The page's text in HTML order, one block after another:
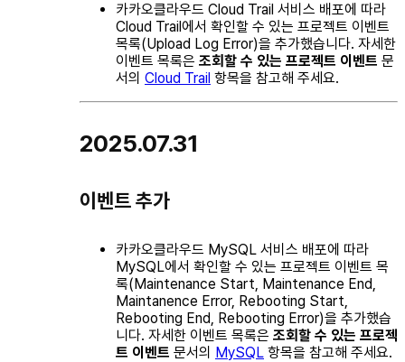
카카오클라우드 Cloud Trail 서비스 배포에 따라
Cloud Trail에서 확인할 수 있는 프로젝트 이벤트
목록(Upload Log Error)을 추가했습니다. 자세한
이벤트 목록은 조회할 수 있는 프로젝트 이벤트 문
서의 Cloud Trail 항목을 참고해 주세요.
2025.07.31
이벤트 추가
카카오클라우드 MySQL 서비스 배포에 따라
MySQL에서 확인할 수 있는 프로젝트 이벤트 목
록(Maintenance Start, Maintenance End,
Maintanence Error, Rebooting Start,
Rebooting End, Rebooting Error)을 추가했습
니다. 자세한 이벤트 목록은 조회할 수 있는 프로젝
트 이벤트 문서의 MySQL 항목을 참고해 주세요.